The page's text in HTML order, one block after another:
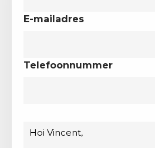
E-mailadres
Telefoonnummer